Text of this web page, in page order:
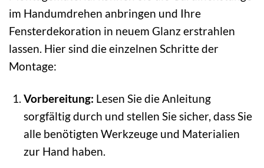
im Handumdrehen anbringen und Ihre
Fensterdekoration in neuem Glanz erstrahlen
lassen. Hier sind die einzelnen Schritte der
Montage:
Vorbereitung: Lesen Sie die Anleitung
sorgfältig durch und stellen Sie sicher, dass Sie
alle benötigten Werkzeuge und Materialien
zur Hand haben.